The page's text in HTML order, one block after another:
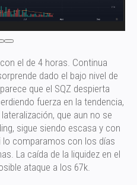
el de 4 horas. Continua
dado el bajo nivel de
que el SQZ despierta
fuerza en la tendencia,
que aun no se
sigue siendo escasa y con
comparamos con los días
La caída de la liquidez en el
ataque a los 67k.